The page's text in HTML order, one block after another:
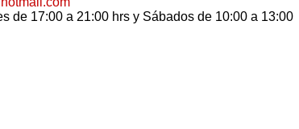
de 17:00 a 21:00 hrs y Sábados de 10:00 a 13:00